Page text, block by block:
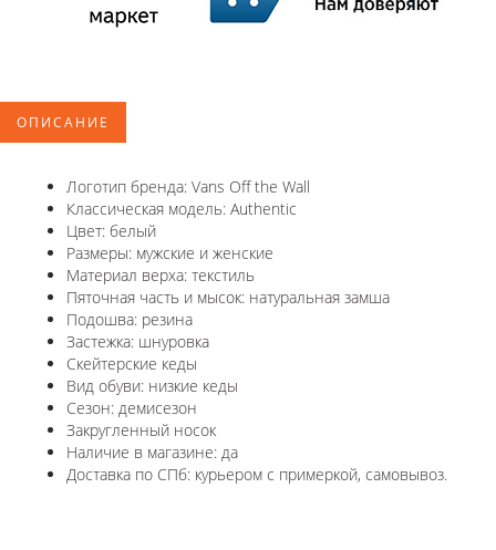
ОПИСАНИЕ
Логотип бренда: Vans Off the Wall
Классическая модель: Authentic
Цвет: белый
Размеры: мужские и женские
Материал верха: текстиль
Пяточная часть и мысок: натуральная замша
Подошва: резина
Застежка: шнуровка
Скейтерские кеды
Вид обуви: низкие кеды
Сезон: демисезон
Закругленный носок
Наличие в магазине: да
Доставка по СПб: курьером с примеркой, самовывоз.